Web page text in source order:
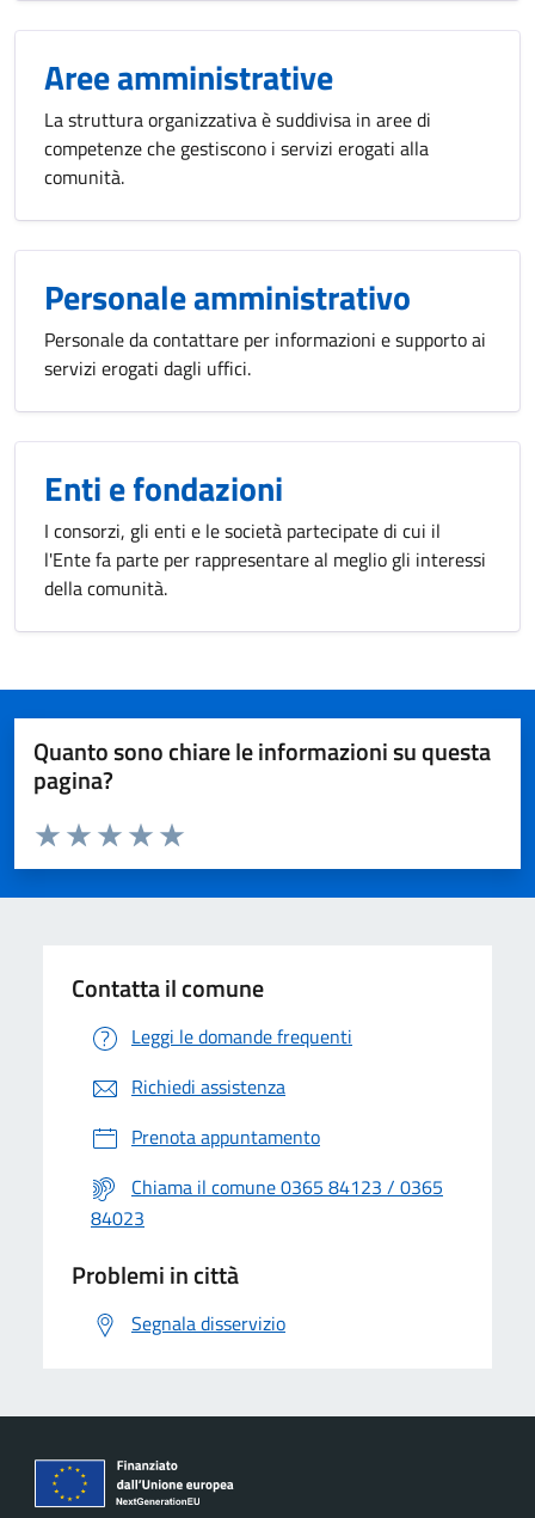
Aree amministrative
La struttura organizzativa è suddivisa in aree di
competenze che gestiscono i servizi erogati alla
comunità.
Personale amministrativo
Personale da contattare per informazioni e supporto ai
servizi erogati dagli uffici.
Enti e fondazioni
I consorzi, gli enti e le società partecipate di cui il
l'Ente fa parte per rappresentare al meglio gli interessi
della comunità.
Quanto sono chiare le informazioni su questa
pagina?
Valuta da 1 a 5 stelle la pagina
Valuta 5 stelle su 5
Valuta 4 stelle su 5
Valuta 3 stelle su 5
Valuta 2 stelle su 5
Valuta 1 stelle su 5
Contatta il comune
Leggi le domande frequenti
Richiedi assistenza
Prenota appuntamento
Chiama il comune 0365 84123 / 0365
84023
Problemi in città
Segnala disservizio